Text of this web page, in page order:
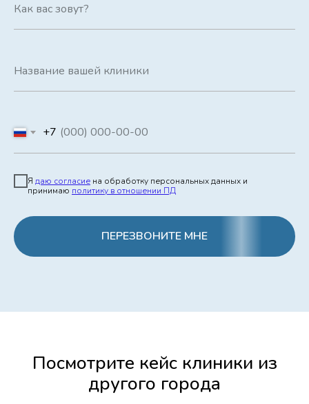
Как вас зовут?
Название вашей клиники
+7
Я даю согласие на обработку персональных данных и
принимаю политику в отношении ПД
ПЕРЕЗВОНИТЕ МНЕ
Посмотрите кейс клиники из
другого города